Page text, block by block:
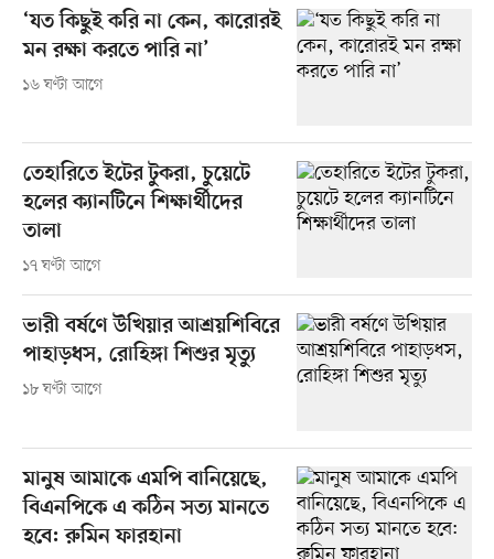
‘যত কিছুই করি না কেন, কারোরই
মন রক্ষা করতে পারি না’
১৬ ঘণ্টা আগে
তেহারিতে ইটের টুকরা, চুয়েটে
হলের ক্যানটিনে শিক্ষার্থীদের
তালা
১৭ ঘণ্টা আগে
ভারী বর্ষণে উখিয়ার আশ্রয়শিবিরে
পাহাড়ধস, রোহিঙ্গা শিশুর মৃত্যু
১৮ ঘণ্টা আগে
মানুষ আমাকে এমপি বানিয়েছে,
বিএনপিকে এ কঠিন সত্য মানতে
হবে: রুমিন ফারহানা